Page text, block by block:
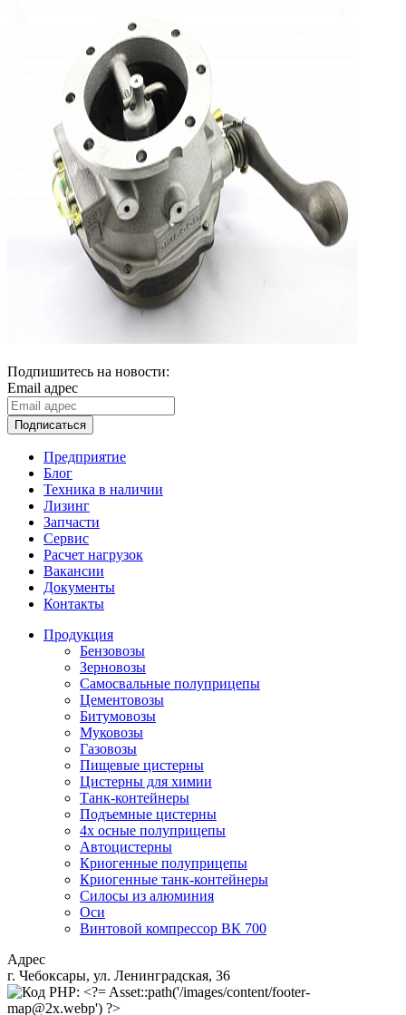
Подпишитесь на новости:
Email адрес
Подписаться
Предприятие
Блог
Техника в наличии
Лизинг
Запчасти
Сервис
Расчет нагрузок
Вакансии
Документы
Контакты
Продукция
Бензовозы
Зерновозы
Самосвальные полуприцепы
Цементовозы
Битумовозы
Муковозы
Газовозы
Пищевые цистерны
Цистерны для химии
Танк-контейнеры
Подъемные цистерны
4х осные полуприцепы
Автоцистерны
Криогенные полуприцепы
Криогенные танк-контейнеры
Силосы из алюминия
Оси
Винтовой компрессор ВК 700
Адрес
г. Чебоксары, ул. Ленинградская, 36